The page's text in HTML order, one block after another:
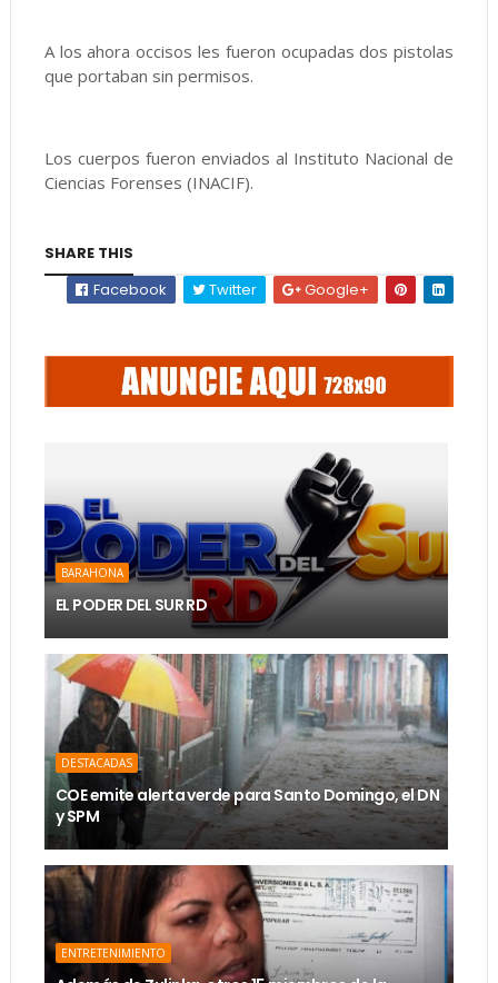
A los ahora occisos les fueron ocupadas dos pistolas
que portaban sin permisos.
Los cuerpos fueron enviados al Instituto Nacional de
Ciencias Forenses (INACIF).
SHARE THIS
Facebook
Twitter Google+
BARAHONA
EL PODER DEL SUR RD
DESTACADAS
COE emite alerta verde para Santo Domingo, el DN
y SPM
ENTRETENIMIENTO